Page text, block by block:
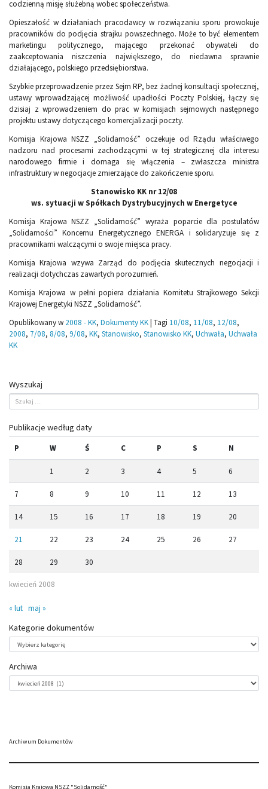
codzienną misję służebną wobec społeczeństwa.
Opieszałość w działaniach pracodawcy w rozwiązaniu sporu prowokuje
pracowników do podjęcia strajku powszechnego. Może to być elementem
marketingu politycznego, mającego przekonać obywateli do
zaakceptowania niszczenia największego, do niedawna sprawnie
działającego, polskiego przedsiębiorstwa.
Szybkie przeprowadzenie przez Sejm RP, bez żadnej konsultacji społecznej,
ustawy wprowadzającej możliwość upadłości Poczty Polskiej, łączy się
dzisiaj z wprowadzeniem do prac w komisjach sejmowych następnego
projektu ustawy dotyczącego komercjalizacji poczty.
Komisja Krajowa NSZZ „Solidarność” oczekuje od Rządu właściwego
nadzoru nad procesami zachodzącymi w tej strategicznej dla interesu
narodowego firmie i domaga się włączenia – zwłaszcza ministra
infrastruktury w negocjacje zmierzające do zakończenie sporu.
Stanowisko KK nr 12/08
ws. sytuacji w Spółkach Dystrybucyjnych w Energetyce
Komisja Krajowa NSZZ „Solidarność” wyraża poparcie dla postulatów
„Solidarności” Koncernu Energetycznego ENERGA i solidaryzuje się z
pracownikami walczącymi o swoje miejsca pracy.
Komisja Krajowa wzywa Zarząd do podjęcia skutecznych negocjacji i
realizacji dotychczas zawartych porozumień.
Komisja Krajowa w pełni popiera działania Komitetu Strajkowego Sekcji
Krajowej Energetyki NSZZ „Solidarność”.
Opublikowany w 2008 - KK, Dokumenty KK| Tagi 10/08, 11/08, 12/08,
2008, 7/08, 8/08, 9/08, KK, Stanowisko, Stanowisko KK, Uchwała, Uchwała
KK
Wyszukaj
Publikacje według daty
kwiecień 2008
P W Ś C P S N
1 2 3 4 5 6
7 8 9 10 11 12 13
14 15 16 17 18 19 20
21 22 23 24 25 26 27
28 29 30
« lut maj »
Kategorie dokumentów
dokumentów
Archiwa
Archiwum Dokumentów
Komisja Krajowa NSZZ "Solidarność"